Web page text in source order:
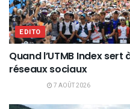
EDITO
Quand l’UTMB Index
réseaux sociaux
7 AOÛT 2026